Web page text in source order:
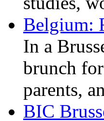
Belgium:
In a
brunch
parents,
BIC